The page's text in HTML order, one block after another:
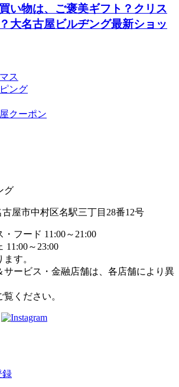
い物は、ご褒美ギフト？クリス
大名古屋ビルヂング最新ショッ
ス
ング
クーポン
屋市中村区名駅三丁目28番12号
フード 11:00～21:00
11:00～23:00
す。
ービス・金融店舗は、各店舗により異
ください。
録